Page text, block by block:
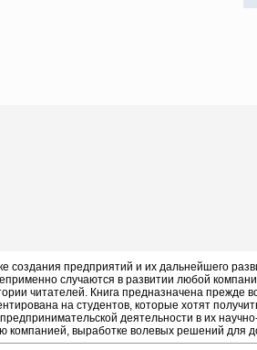
предприятий и их дальнейшего
случаются в развитии любой
читателей. Книга предназначена прежде
на студентов, которые хотят
деятельности в их
выработке волевых решений для